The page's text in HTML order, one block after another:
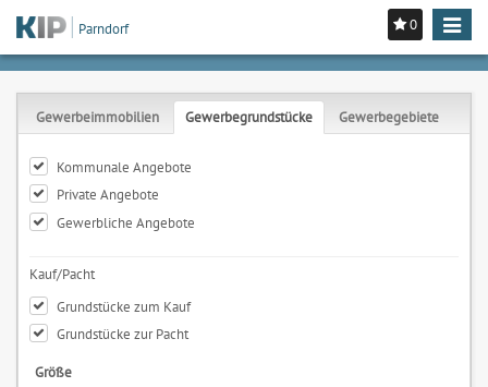
0
Toggle
Parndorf
Gewerbeimmobilien Gewerbegrundstücke Gewerbegebiete
Kommunale Angebote
Private Angebote
Gewerbliche Angebote
Kauf/Pacht
Grundstücke zum Kauf
Grundstücke zur Pacht
Größe